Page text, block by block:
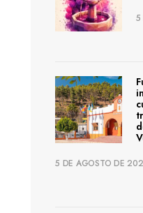
5
5 DE AGOSTO DE